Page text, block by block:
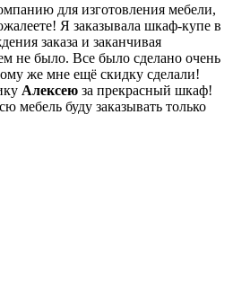
для изготовления мебели,
Я заказывала шкаф-купе в
заказа и заканчивая
не было. Все было сделано очень
же мне ещё скидку сделали!
Алексею за прекрасный шкаф!
мебель буду заказывать только